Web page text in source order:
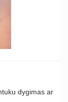
dygimas ar